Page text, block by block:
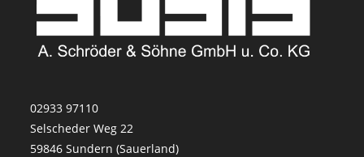
02933 97110
Selscheder Weg 22
59846 Sundern (Sauerland)